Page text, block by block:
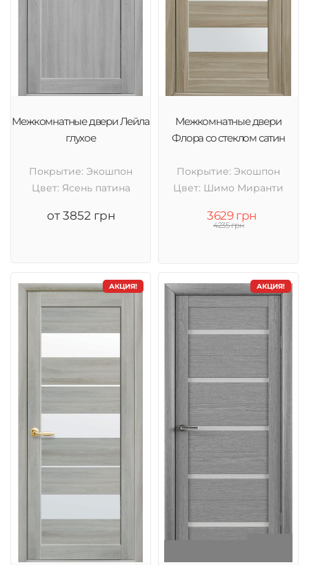
Межкомнатные двери Лейла
глухое
Покрытие: Экошпон
Цвет: Ясень патина
от 3852 грн
Межкомнатные двери
Флора со стеклом сатин
Покрытие: Экошпон
Цвет: Шимо Миранти
3629 грн
4235 грн
АКЦИЯ! АКЦИЯ!